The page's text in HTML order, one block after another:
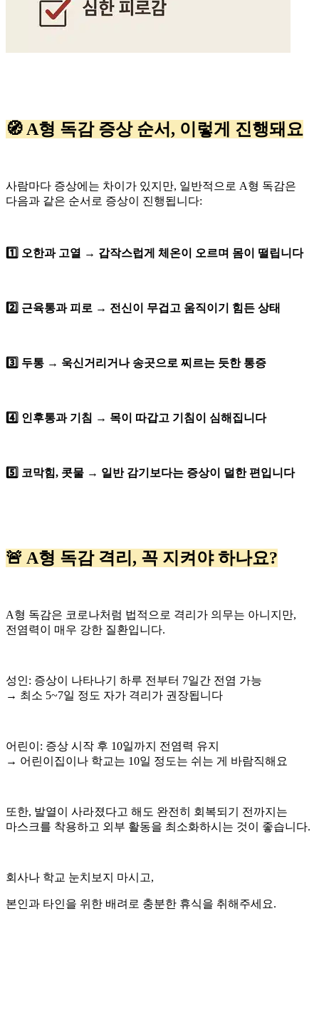
🧭 A형 독감 증상 순서, 이렇게 진행돼요
사람마다 증상에는 차이가 있지만, 일반적으로 A형 독감은
다음과 같은 순서로 증상이 진행됩니다:
1️⃣ 오한과 고열 → 갑작스럽게 체온이 오르며 몸이 떨립니다
2️⃣ 근육통과 피로 → 전신이 무겁고 움직이기 힘든 상태
3️⃣ 두통 → 욱신거리거나 송곳으로 찌르는 듯한 통증
4️⃣ 인후통과 기침 → 목이 따갑고 기침이 심해집니다
5️⃣ 코막힘, 콧물 → 일반 감기보다는 증상이 덜한 편입니다
🚨 A형 독감 격리, 꼭 지켜야 하나요?
A형 독감은 코로나처럼 법적으로 격리가 의무는 아니지만,
전염력이 매우 강한 질환입니다.
성인: 증상이 나타나기 하루 전부터 7일간 전염 가능
→ 최소 5~7일 정도 자가 격리가 권장됩니다
어린이: 증상 시작 후 10일까지 전염력 유지
→ 어린이집이나 학교는 10일 정도는 쉬는 게 바람직해요
또한, 발열이 사라졌다고 해도 완전히 회복되기 전까지는
마스크를 착용하고 외부 활동을 최소화하시는 것이 좋습니다.
회사나 학교 눈치보지 마시고,
본인과 타인을 위한 배려로 충분한 휴식을 취해주세요.